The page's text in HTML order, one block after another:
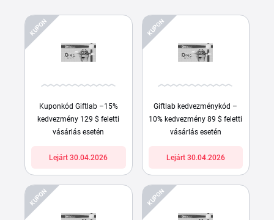
KUPON
Kuponkód Giftlab –15%
kedvezmény 129 $ feletti
vásárlás esetén
Lejárt 30.04.2026
KUPON
Giftlab kedvezménykód –
10% kedvezmény 89 $ feletti
vásárlás esetén
Lejárt 30.04.2026
KUPON KUPON